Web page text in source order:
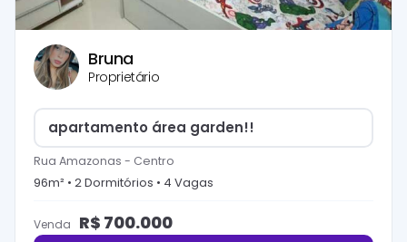
Bruna
Proprietário
apartamento área garden!!
Rua Amazonas - Centro
96m² • 2Dormitórios • 4 Vagas
Venda R$ 700.000